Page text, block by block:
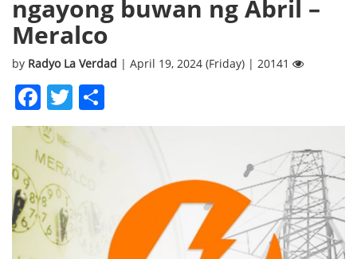
ngayong buwan ng Abril –
Meralco
by Radyo La Verdad | April 19, 2024 (Friday) | 20141
Facebook
Twitter